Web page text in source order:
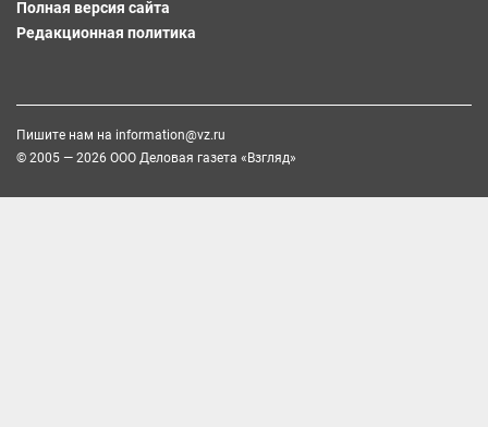
Полная версия сайта
Редакционная политика
Пишите нам на information@vz.ru
© 2005 — 2026 ООО Деловая газета «Взгляд»